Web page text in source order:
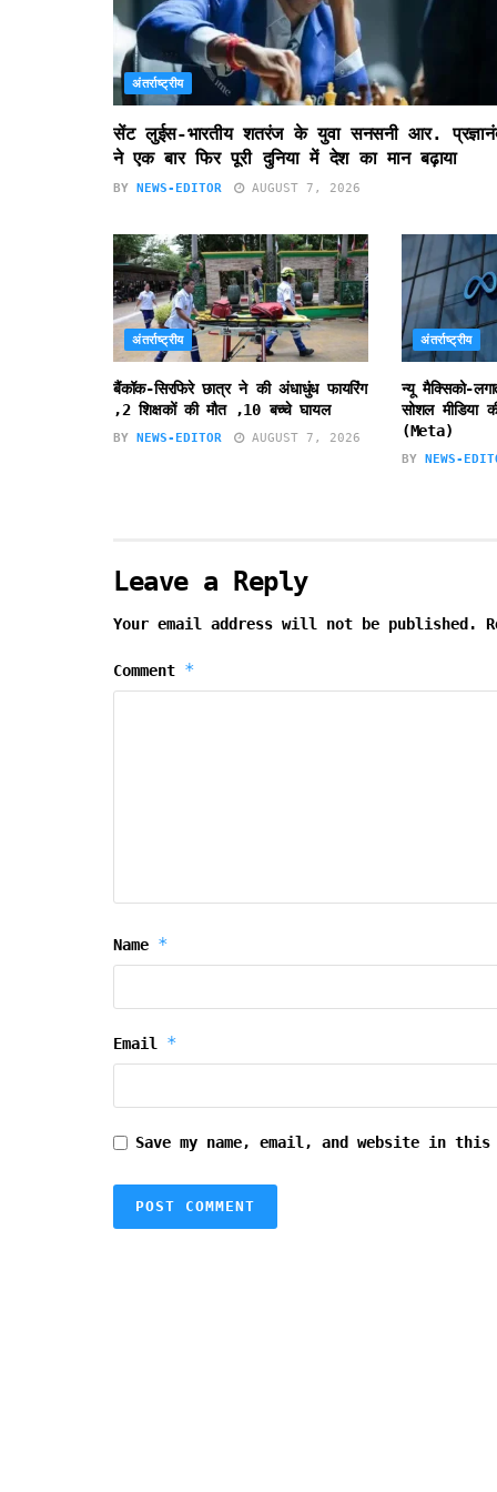
अंतर्राष्ट्रीय
सेंट लुईस-भारतीय शतरंज के युवा सनसनी आर.
ने एक बार फिर पूरी दुनिया में देश का मान बढ़ाया
BY NEWS-EDITOR AUGUST 7, 2026
अंतर्राष्ट्रीय
बैंकॉक-सिरफिरे छात्र ने की अंधाधुंध फायरिंग
,2 शिक्षकों की मौत ,10 बच्चे घायल
BY NEWS-EDITOR AUGUST 7, 2026
अंतर्राष्ट्रीय
न्यू मैक्सिको-
सोशल मीडिया
(Meta)
BY NEWS-
Leave a Reply
Your email address will not be published.
Comment *
Name *
Email *
Save my name, email, and website in